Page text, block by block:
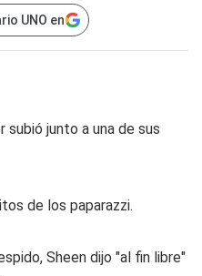
UNO en
junto a una de sus
de los paparazzi.
Sheen dijo "al fin libre"